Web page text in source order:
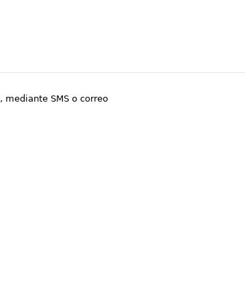
, mediante SMS o correo